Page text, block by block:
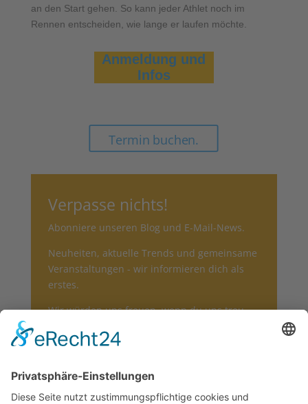
an den Start gehen. So kann jeder Athlet noch im
Rennen entscheiden, wie lange er laufen möchte.
Anmeldung und
Infos
Termin buchen.
Verpasse nichts!
Abonniere unseren Blog und E-Mail-News.
Neuheiten, aktuelle Trends und gemeinsame
Veranstaltungen - wir informieren dich als
erstes.
Wir würden uns freuen, wenn du uns treu